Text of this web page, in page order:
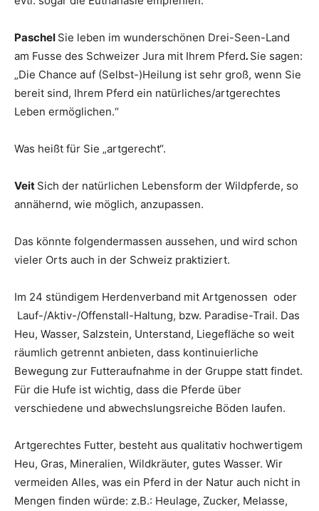
Paschel Sie leben im wunderschönen Drei-Seen-Land
am Fusse des Schweizer Jura mit Ihrem Pferd. Sie sagen:
„Die Chance auf (Selbst-)Heilung ist sehr groß, wenn Sie
bereit sind, Ihrem Pferd ein natürliches/artgerechtes
Leben ermöglichen.“
Was heißt für Sie „artgerecht“.
Veit Sich der natürlichen Lebensform der Wildpferde, so
annähernd, wie möglich, anzupassen.
Das könnte folgendermassen aussehen, und wird schon
vieler Orts auch in der Schweiz praktiziert.
Im 24 stündigem Herdenverband mit Artgenossen oder
Lauf-/Aktiv-/Offenstall-Haltung, bzw. Paradise-Trail. Das
Heu, Wasser, Salzstein, Unterstand, Liegefläche so weit
räumlich getrennt anbieten, dass kontinuierliche
Bewegung zur Futteraufnahme in der Gruppe statt findet.
Für die Hufe ist wichtig, dass die Pferde über
verschiedene und abwechslungsreiche Böden laufen.
Artgerechtes Futter, besteht aus qualitativ hochwertigem
Heu, Gras, Mineralien, Wildkräuter, gutes Wasser. Wir
vermeiden Alles, was ein Pferd in der Natur auch nicht in
Mengen finden würde: z.B.: Heulage, Zucker, Melasse,